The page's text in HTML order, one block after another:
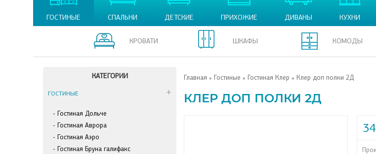
ГОСТИНЫЕ СПАЛЬНИ ДЕТСКИЕ ПРИХОЖИЕ ДИВАНЫ КУХНИ
КРОВАТИ ШКАФЫ КОМОДЫ
КАТЕГОРИИ
ГОСТИНЫЕ
Гостиная Дольче
Гостиная Аврора
Гостиная Аэро
Гостиная Бруна галифакс
Главная » Гостиные » Гостиная Клер » Клер доп полки 2Д
КЛЕР ДОП ПОЛКИ 2Д